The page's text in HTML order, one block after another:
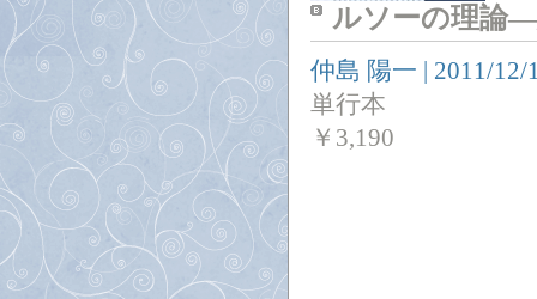
ルソーの理論
仲島 陽一 | 2011/12/
単行本
￥ 3,190